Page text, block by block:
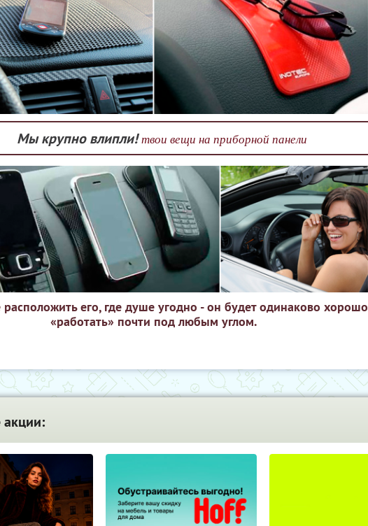
Мы крупно влипли! твои вещи на приборной панели
его, где душе угодно - он будет одинаково хорошо
«работать» почти под любым углом.